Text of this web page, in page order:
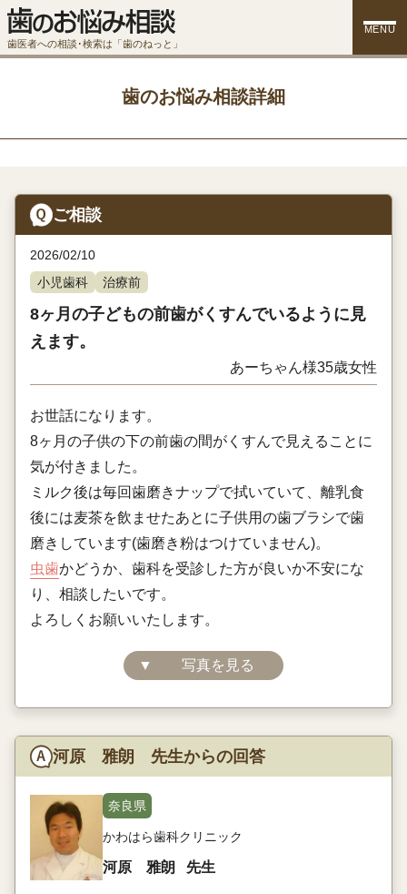
歯医者への相談･検索は「歯のねっと」
MENU
歯のお悩み相談詳細
ご相談
2026/02/10
小児歯科
治療前
8ヶ月の子どもの前歯がくすんでいるように見
えます。
あーちゃん様35歳女性
お世話になります。
8ヶ月の子供の下の前歯の間がくすんで見えることに
気が付きました。
ミルク後は毎回歯磨きナップで拭いていて、離乳食
後には麦茶を飲ませたあとに子供用の歯ブラシで歯
磨きしています(歯磨き粉はつけていません)。
虫歯かどうか、歯科を受診した方が良いか不安にな
り、相談したいです。
よろしくお願いいたします。
▼ 写真を見る
河原 雅朗 先生からの回答
奈良県
かわはら歯科クリニック
河原 雅朗 先生